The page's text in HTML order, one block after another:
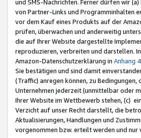
und SMS-Nachrichten. Ferner dürfen wir
von Partner-Links und Programminhalten
vor dem Kauf eines Produkts auf der
prüfen, überwachen und anderweitig
die auf Ihrer Website dargestellte
reproduzieren, verbreiten und darstellen.
Amazon-Datenschutzerklärung in Anhang 4
Sie bestätigen und sind damit
(Traffic) anregen können, zu
Unternehmen jederzeit (unmittelbar oder
Ihrer Website im Wettbewerb stehen, (c)
Verzicht auf unser Recht darstellt, die
Aktualisierungen, Handlungen und
vorgenommen bzw. erteilt werden und